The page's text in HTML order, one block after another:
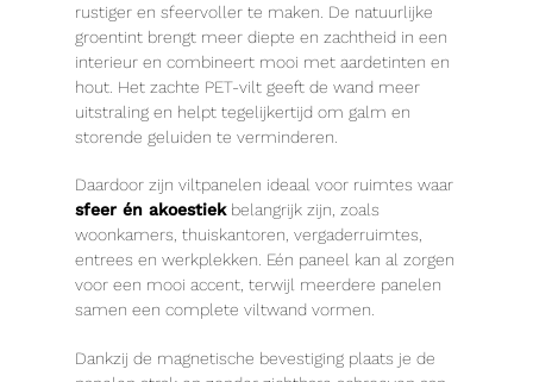
rustiger en sfeervoller te maken. De natuurlijke
groentint brengt meer diepte en zachtheid in een
interieur en combineert mooi met aardetinten en
hout. Het zachte PET-vilt geeft de wand meer
uitstraling en helpt tegelijkertijd om galm en
storende geluiden te verminderen.
Daardoor zijn viltpanelen ideaal voor ruimtes waar
sfeer én akoestiekbelangrijk zijn, zoals
woonkamers, thuiskantoren, vergaderruimtes,
entrees en werkplekken. Eén paneel kan al zorgen
voor een mooi accent, terwijl meerdere panelen
samen een complete viltwand vormen.
Dankzij de magnetische bevestiging plaats je de